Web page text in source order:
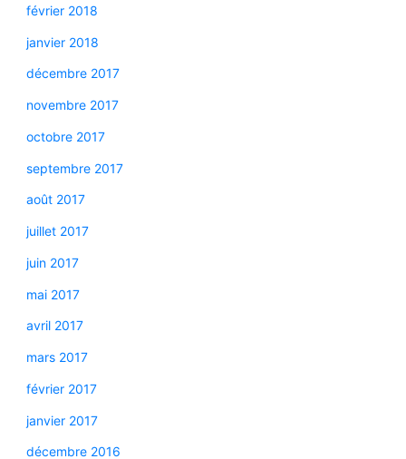
février 2018
janvier 2018
décembre 2017
novembre 2017
octobre 2017
septembre 2017
août 2017
juillet 2017
juin 2017
mai 2017
avril 2017
mars 2017
février 2017
janvier 2017
décembre 2016